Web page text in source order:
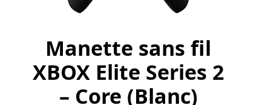
Manette sans fil
XBOX Elite Series 2
– Core (Blanc)